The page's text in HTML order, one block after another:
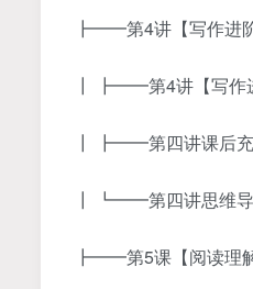
┣━━第4讲【写作进
┃ ┣━━第4讲【写作
┃ ┣━━第四讲课后充
┃ ┗━━第四讲思维导
┣━━第5课【阅读理